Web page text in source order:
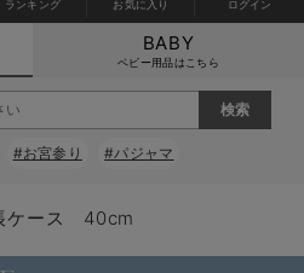
授乳ブラ・マタニティブラ（マタニティインナー・産後用品）
戻る
送料無料アイテム全て
ワンピース
戻る
ブラキャミ おまとめ
戻る
【37周年祭セール】
【37周年祭セール】
戻る
気温差別オススメア
【15℃】3月下旬～
戻る
動きやすく着回しで
戻る
強撚スムース(コスパ
戻る
マタニティウェア
【おまとめ割】パジ
戻る
こだわりの履き心地
カジュアル
戻る
ジャケット派
戻る
出産準備応援割全て
マタニティパジャマ
戻る
【オフィスカジュア
戻る
レギンスタイプ
戻る
【フォーマル】ワン
戻る
【ベビー】長袖
戻る
ハンカチ
戻る
快適ウェア10%OFF
戻る
春のマタニティワン
セットアップ・ レイ
戻る
Gift Selection 出産
〜3,000円（税込）
戻る
冬の冷え対策インナ
薄くてあったか
戻る
入院準備の持ち物チ
入院してすぐ使うグ
戻る
冬のあったか特集全て
【冬のあったか特集
ランキング お気に入り ログイン
BABY
ベビー用品はこちら
#お宮参り #パジャマ
ケース 40cm
閉じる